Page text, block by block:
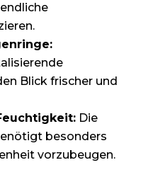
Blick frischer und
Die
besonders
vorzubeugen.